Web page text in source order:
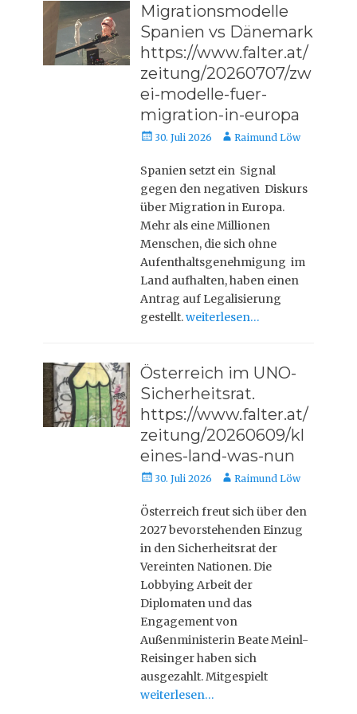
Migrationsmodelle
Spanien vs Dänemark
https://www.falter.at/
zeitung/20260707/zw
ei-modelle-fuer-
migration-in-europa
Veröffentlicht
30. Juli 2026 AutorRaimund Löw
Spanien setzt ein Signal
gegen den negativen Diskurs
über Migration in Europa.
Mehr als eine Millionen
Menschen, die sich ohne
Aufenthaltsgenehmigung im
Land aufhalten, haben einen
Antrag auf Legalisierung
gestellt.weiterlesen…
Österreich im UNO-
Sicherheitsrat.
https://www.falter.at/
zeitung/20260609/kl
eines-land-was-nun
Veröffentlicht
30. Juli 2026 AutorRaimund Löw
Österreich freut sich über den
2027 bevorstehenden Einzug
in den Sicherheitsrat der
Vereinten Nationen. Die
Lobbying Arbeit der
Diplomaten und das
Engagement von
Außenministerin Beate Meinl-
Reisinger haben sich
ausgezahlt. Mitgespielt
weiterlesen…